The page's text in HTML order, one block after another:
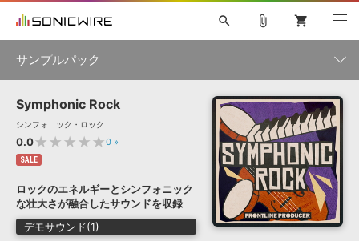
ソフト音源 »
プラグイン・エフェクト »
サンプルパック »
特集 »
製品サポート情報 »
search
初音ミク NT 鏡音リン・レン V4X 巡音ルカ V4X
MEIKO V3
KAITO V3
VOCALOID TOONTRACK
SPITFIRE AUDIO
VIENNA
EZ DRUMMER 3
ライセンスフリーBGM
ボーカル抜き出し
DUBSTEP
ELECTRONICA
EDM TRANCE MUTANT
ROUTER.FM
SONOCA
attach_file shopping_cart
サンプルパック
製品一覧
メーカー
Symphonic Rock
シンフォニック・ロック
0.0★★★★★0 »
SALE
ロックのエネルギーとシンフォニック
な壮大さが融合したサウンドを収録
デモサウンド(1)